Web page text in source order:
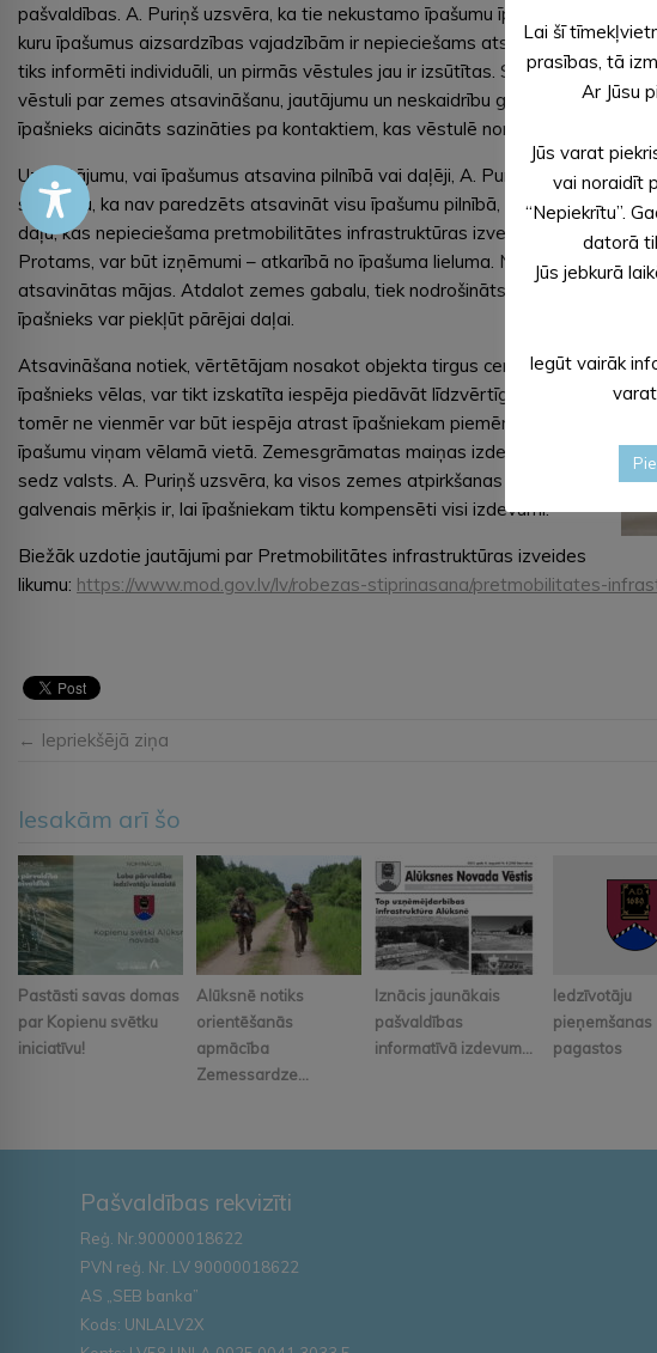
pašvaldības. A. Puriņš uzsvēra, ka tie nekustamo īpašumu īpašnieki,
kuru īpašumus aizsardzības vajadzībām ir nepieciešams atsavināt,
tiks informēti individuāli, un pirmās vēstules jau ir izsūtītas. Saņemot
vēstuli par zemes atsavināšanu, jautājumu un neskaidrību gadījumā
īpašnieks aicināts sazināties pa kontaktiem, kas vēstulē norādīti.
Uz jautājumu, vai īpašumus atsavina pilnībā vai daļēji, A. Puriņš
skaidroja, ka nav paredzēts atsavināt visu īpašumu pilnībā, bet tikai to
daļu, kas nepieciešama pretmobilitātes infrastruktūras izveidei.
Protams, var būt izņēmumi – atkarībā no īpašuma lieluma. Netiek
atsavinātas mājas. Atdalot zemes gabalu, tiek nodrošināts, lai
īpašnieks var piekļūt pārējai daļai.
Atsavināšana notiek, vērtētājam nosakot objekta tirgus cenu. Ja
īpašnieks vēlas, var tikt izskatīta iespēja piedāvāt līdzvērtīgu zemi,
tomēr ne vienmēr var būt iespēja atrast īpašniekam piemērotu
īpašumu viņam vēlamā vietā. Zemesgrāmatas maiņas izdevumus
sedz valsts. A. Puriņš uzsvēra, ka visos zemes atpirkšanas gadījumos
galvenais mērķis ir, lai īpašniekam tiktu kompensēti visi izdevumi.
Biežāk uzdotie jautājumi par Pretmobilitātes infrastruktūras izveides
likumu: https://www.mod.gov.lv/lv/robezas-stiprinasana/pretmobilitates-
← Iepriekšējā ziņa
Iesakām arī šo
Pastāsti savas domas
par Kopienu svētku
iniciatīvu!
Alūksnē notiks
orientēšanās
apmācība
Zemessardze...
Iznācis jaunākais
pašvaldības
informatīvā izdevum...
Iedzīvotāju
pieņemšanas
pagastos
Pašvaldības rekvizīti
Reģ. Nr.90000018622
PVN reģ. Nr. LV 90000018622
AS „SEB banka”
Kods: UNLALV2X
Lai šī
prasības, tā
Ar Jūsu
Jūs varat
vai noraidīt
“Nepiekrītu”.
datorā
Jūs jebkurā
Iegūt vairāk